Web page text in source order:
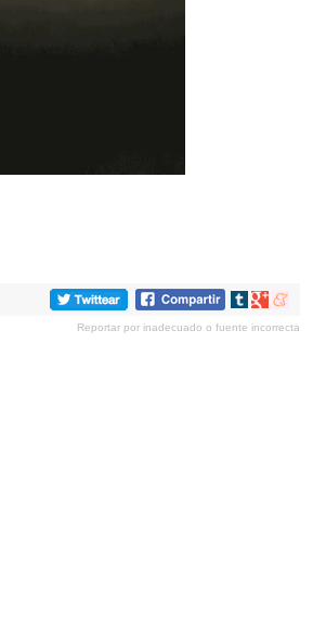
Compartir
tumblr
Compartir
Google+
Compartir
meneame
Reportar por inadecuado o fuente incorrecta